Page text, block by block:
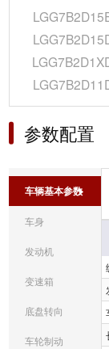
参数配置
车辆基本参数
车身
发动机
变速箱
底盘转向
车轮制动